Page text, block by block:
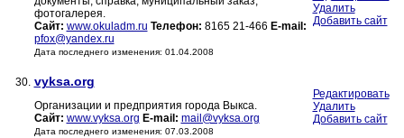
фотогалерея.
Сайт: www.okuladm.ru Телефон: 8165 21-466 E-mail:
pfox@yandex.ru
Дата последнего изменения: 01.04.2008
Удалить
Добавить сайт
30. vyksa.org
Организации и предприятия города Выкса.
Сайт: www.vyksa.org E-mail: mail@vyksa.org
Дата последнего изменения: 07.03.2008
Редактировать
Удалить
Добавить сайт